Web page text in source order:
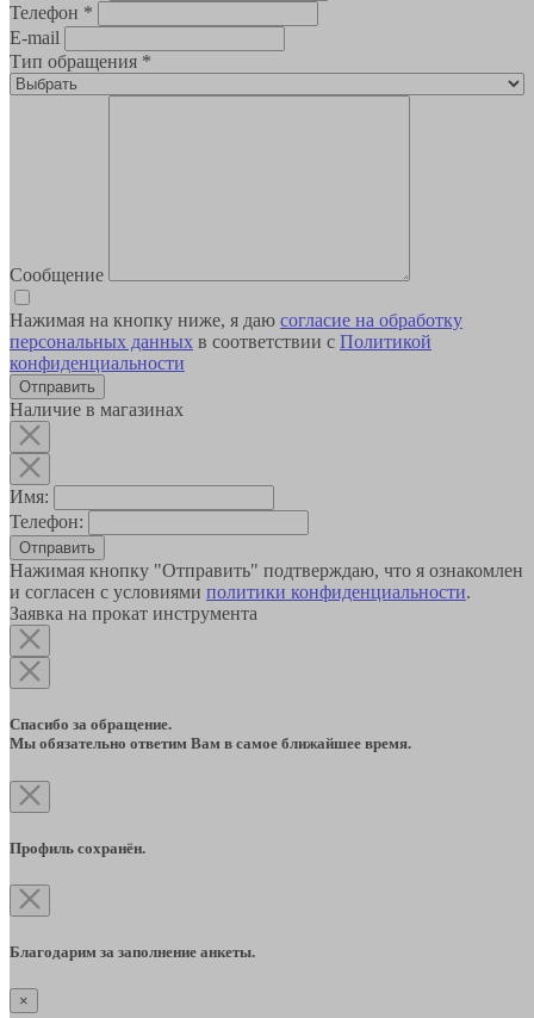
Телефон *
E-mail
Тип обращения *
Сообщение
Нажимая на кнопку ниже, я даю согласие на обработку
персональных данных в соответствии с Политикой
конфиденциальности
Наличие в магазинах
Имя:
Телефон:
Отправить
Нажимая кнопку "Отправить" подтверждаю, что я ознакомлен
и согласен с условиями политики конфиденциальности.
Заявка на прокат инструмента
Спасибо за обращение.
Мы обязательно ответим Вам в самое ближайшее время.
Профиль сохранён.
Благодарим за заполнение анкеты.
×